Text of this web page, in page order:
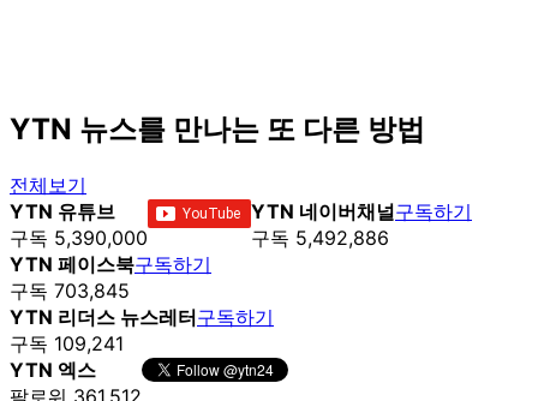
YTN 뉴스를 만나는 또 다른 방법
전체보기
YTN 유튜브
구독 5,390,000
YTN 네이버채널
구독 5,492,886
구독하기
YTN 페이스북
구독 703,845
구독하기
YTN 리더스 뉴스레터
구독 109,241
구독하기
YTN 엑스
팔로워 361,512